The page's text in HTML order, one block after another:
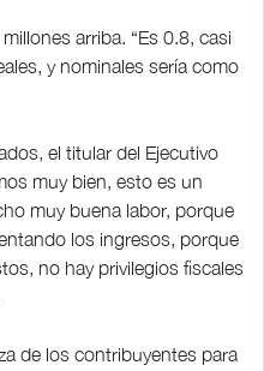
arriba. “Es 0.8, casi
y nominales sería como
el titular del Ejecutivo
muy bien, esto es un
muy buena labor, porque
los ingresos, porque
no hay privilegios fiscales
de los contribuyentes para